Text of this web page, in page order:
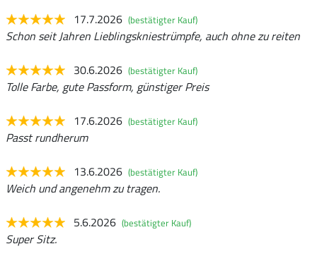
17.7.2026 (bestätigter Kauf)
Schon seit Jahren Lieblingskniestrümpfe, auch ohne zu reiten
30.6.2026 (bestätigter Kauf)
Tolle Farbe, gute Passform, günstiger Preis
17.6.2026 (bestätigter Kauf)
Passt rundherum
13.6.2026 (bestätigter Kauf)
Weich und angenehm zu tragen.
5.6.2026 (bestätigter Kauf)
Super Sitz.